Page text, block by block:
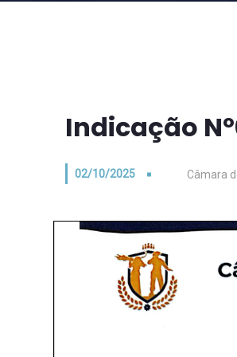
Indicação
02/10/2025 Câmara